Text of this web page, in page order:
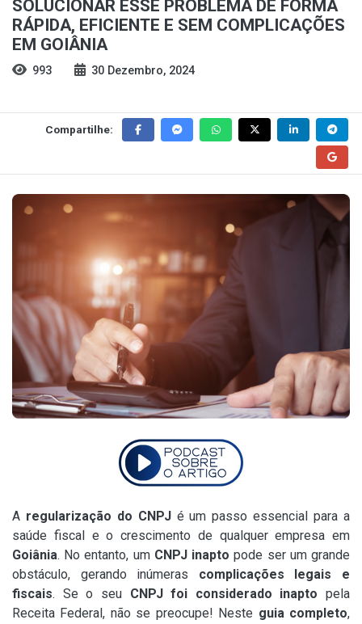
SOLUCIONAR ESSE PROBLEMA DE FORMA
RÁPIDA, EFICIENTE E SEM COMPLICAÇÕES
EM GOIÂNIA
993 30 Dezembro, 2024
Compartilhe:
A regularização do CNPJé um passo essencial para a
saúde fiscal e o crescimento de qualquer empresa em
Goiânia. No entanto, um CNPJ inapto pode ser um grande
obstáculo, gerando inúmeras complicações legais e
fiscais. Se o seu CNPJ foi considerado inapto pela
Receita Federal, não se preocupe! Neste guia completo,